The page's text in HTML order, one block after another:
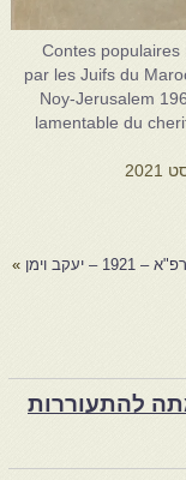
Contes populaires
par les Juifs du
Noy-Jerusalem
lamentable du
יעקב וימן »
במרוקו בסוף המאה ה־19 ותרומתה להתעוררות